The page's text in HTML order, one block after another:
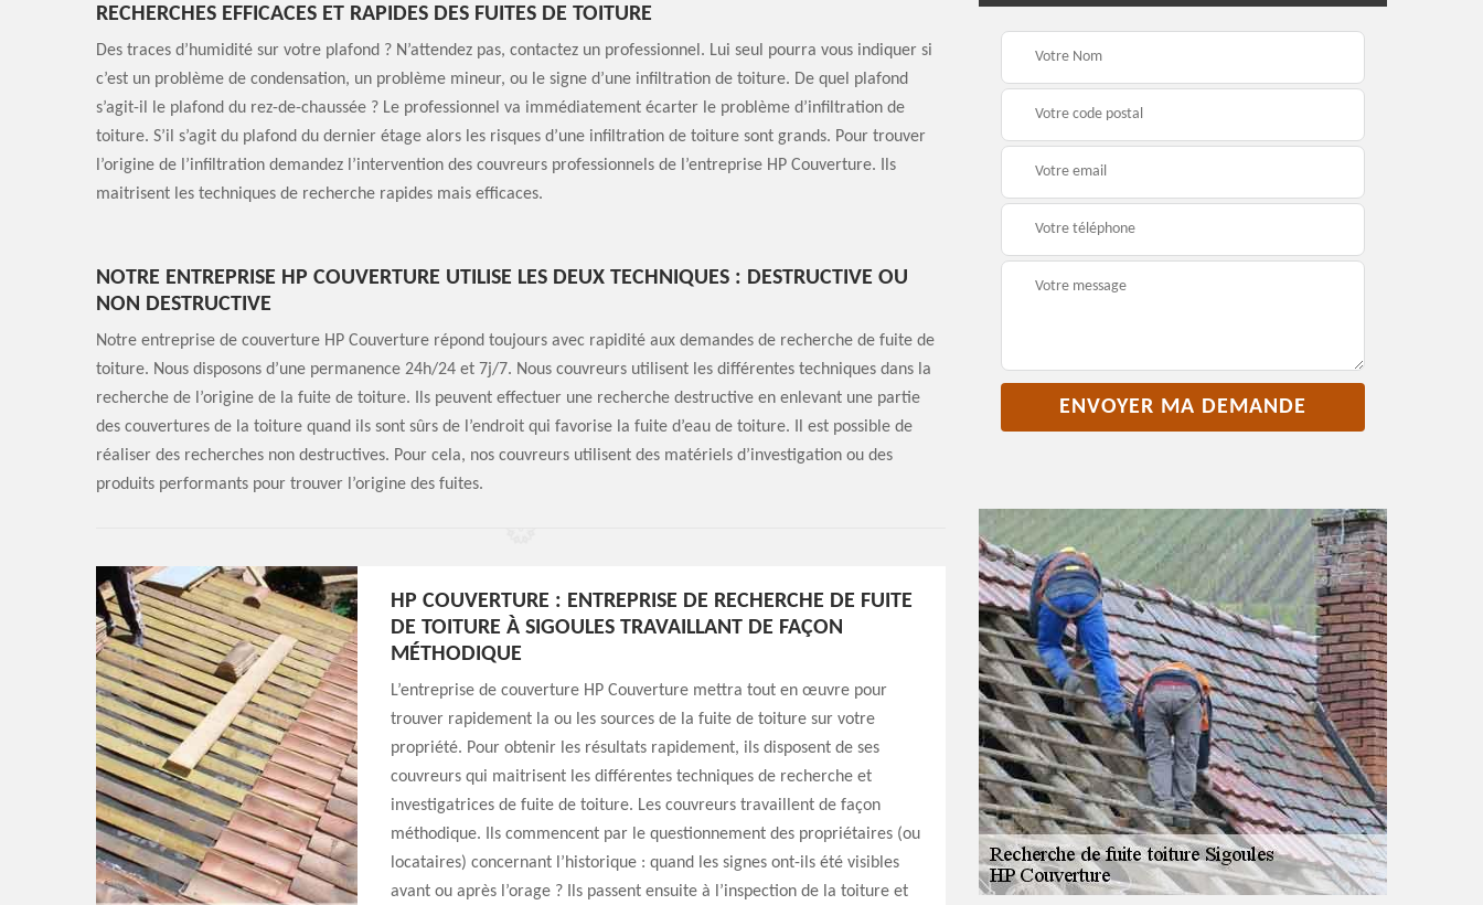
RECHERCHES EFFICACES ET RAPIDES DES FUITES DE TOITURE
Des traces d’humidité sur votre plafond ? N’attendez pas, contactez un professionnel. Lui seul pourra vous indiquer si
c’est un problème de condensation, un problème mineur, ou le signe d’une infiltration de toiture. De quel plafond
s’agit-il le plafond du rez-de-chaussée ? Le professionnel va immédiatement écarter le problème d’infiltration de
toiture. S’il s’agit du plafond du dernier étage alors les risques d’une infiltration de toiture sont grands. Pour trouver
l’origine de l’infiltration demandez l’intervention des couvreurs professionnels de l’entreprise HP Couverture. Ils
maitrisent les techniques de recherche rapides mais efficaces.
NOTRE ENTREPRISE HP COUVERTURE UTILISE LES DEUX TECHNIQUES : DESTRUCTIVE OU
NON DESTRUCTIVE
Notre entreprise de couverture HP Couverture répond toujours avec rapidité aux demandes de recherche de fuite de
toiture. Nous disposons d’une permanence 24h/24 et 7j/7. Nous couvreurs utilisent les différentes techniques dans la
recherche de l’origine de la fuite de toiture. Ils peuvent effectuer une recherche destructive en enlevant une partie
des couvertures de la toiture quand ils sont sûrs de l’endroit qui favorise la fuite d’eau de toiture. Il est possible de
réaliser des recherches non destructives. Pour cela, nos couvreurs utilisent des matériels d’investigation ou des
produits performants pour trouver l’origine des fuites.
HP COUVERTURE : ENTREPRISE DE RECHERCHE DE FUITE
DE TOITURE À SIGOULES TRAVAILLANT DE FAÇON
MÉTHODIQUE
L’entreprise de couverture HP Couverture mettra tout en œuvre pour
trouver rapidement la ou les sources de la fuite de toiture sur votre
propriété. Pour obtenir les résultats rapidement, ils disposent de ses
couvreurs qui maitrisent les différentes techniques de recherche et
investigatrices de fuite de toiture. Les couvreurs travaillent de façon
méthodique. Ils commencent par le questionnement des propriétaires (ou
locataires) concernant l’historique : quand les signes ont-ils été visibles
avant ou après l’orage ? Ils passent ensuite à l’inspection de la toiture et